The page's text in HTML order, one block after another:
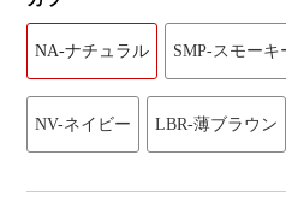
NA-ナチュラル SMP-スモーキ
NV-ネイビー LBR-薄ブラウン